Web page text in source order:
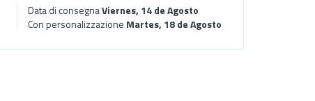
Data di consegnaViernes, 14 de Agosto
Con personalizzazione Martes, 18 de Agosto